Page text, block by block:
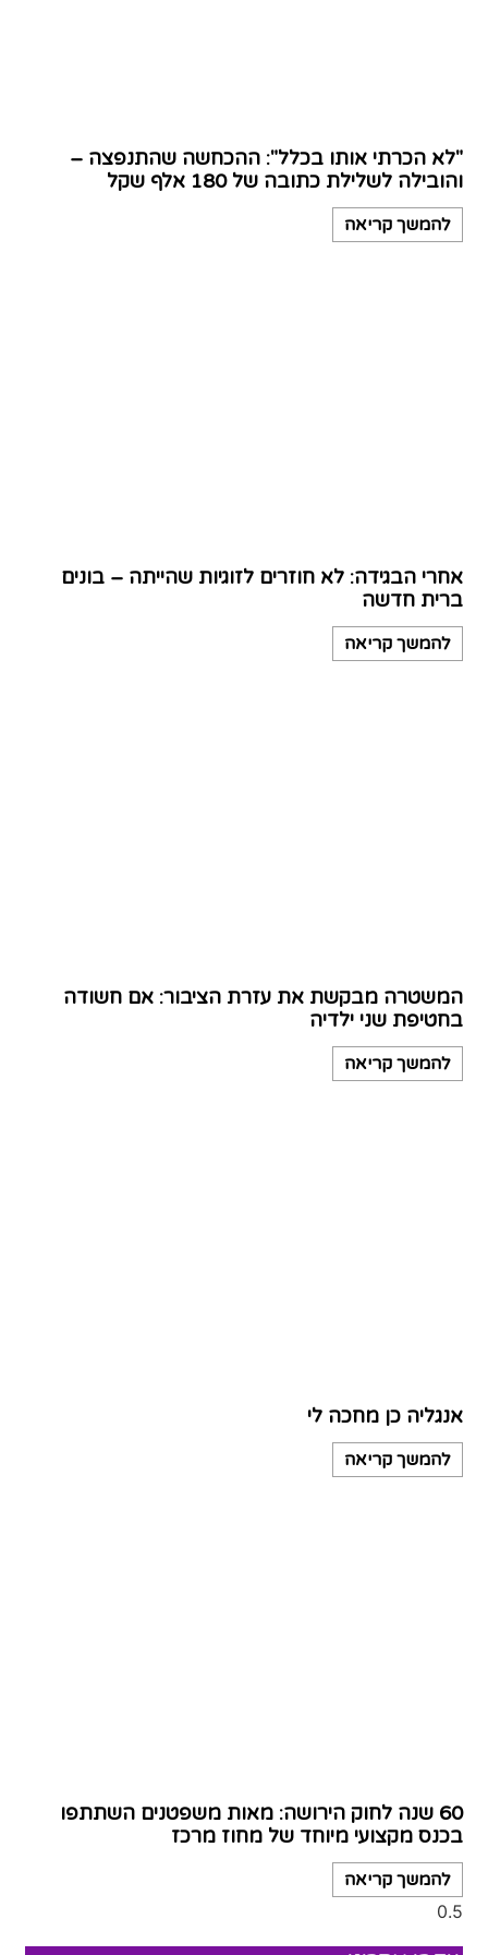
"לא הכרתי אותו בכלל": ההכחשה שהתנפצה –
והובילה לשלילת כתובה של 180 אלף שקל
להמשך קריאה
אחרי הבגידה: לא חוזרים לזוגיות שהייתה – בונים
ברית חדשה
להמשך קריאה
המשטרה מבקשת את עזרת הציבור: אם חשודה
בחטיפת שני ילדיה
להמשך קריאה
אנגליה כן מחכה לי
להמשך קריאה
60 שנה לחוק הירושה: מאות משפטנים השתתפו
בכנס מקצועי מיוחד של מחוז מרכז
להמשך קריאה